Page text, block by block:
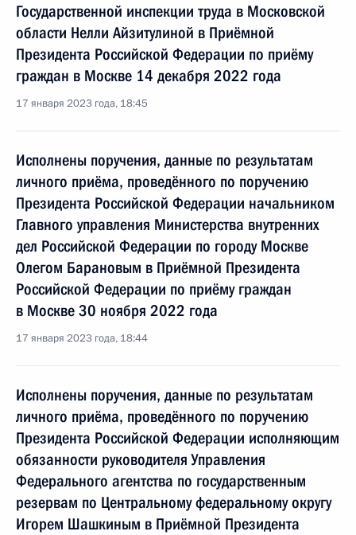
Государственной инспекции труда в Московской
области Нелли Айзитулиной в Приёмной
Президента Российской Федерации по приёму
граждан в Москве 14 декабря 2022 года
17 января 2023 года, 18:45
Исполнены поручения, данные по результатам
личного приёма, проведённого по поручению
Президента Российской Федерации начальником
Главного управления Министерства внутренних
дел Российской Федерации по городу Москве
Олегом Барановым в Приёмной Президента
Российской Федерации по приёму граждан
в Москве 30 ноября 2022 года
17 января 2023 года, 18:44
Исполнены поручения, данные по результатам
личного приёма, проведённого по поручению
Президента Российской Федерации исполняющим
обязанности руководителя Управления
Федерального агентства по государственным
резервам по Центральному федеральному округу
Игорем Шашкиным в Приёмной Президента